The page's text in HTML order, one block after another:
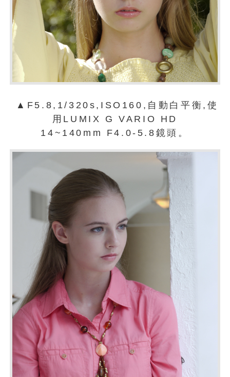
▲F5.8,1/320s,ISO160,自動白平衡,使
用LUMIX G VARIO HD
14~140mm F4.0-5.8鏡頭。